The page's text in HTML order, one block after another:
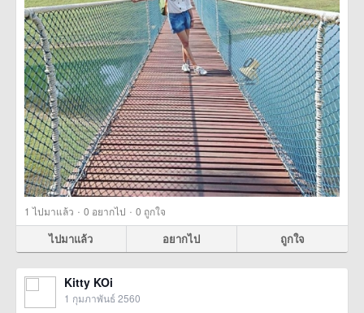
1 ไปมาแล้ว · 0 อยากไป · 0 ถูกใจ
ไปมาแล้ว อยากไป ถูกใจ
Kitty KOi
1 กุมภาพันธ์ 2560